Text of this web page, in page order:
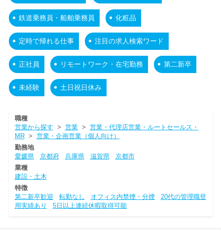
鉄道乗務員・船舶乗務員 化粧品
定時で帰れる仕事 注目の求人検索ワード
正社員 リモートワーク・在宅勤務 第二新卒
未経験 土日祝日休み
職種
営業から探す > 営業> 営業・代理店営業・ルートセールス・
MR> 営業・企画営業（個人向け）
勤務地
愛媛県
京都府 兵庫県 滋賀県
京都市
業種
建設・土木
特徴
第二新卒歓迎
転勤なし オフィス内禁煙・分煙
20代の管理職登
用実績あり
5日以上連続休暇取得可能